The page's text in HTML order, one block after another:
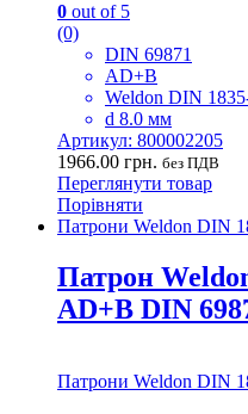
0 out of 5
(0)
DIN 69871
AD+B
Weldon DIN
d 8.0 мм
Артикул: 800002205
1966.00 грн. без ПДВ
Переглянути товар
Порівняти
Патрони Weldon DIN
Патрон
AD+B DIN
Патрони Weldon DIN